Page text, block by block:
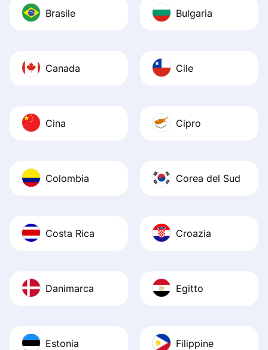
Brasile Bulgaria
Canada Cile
Cina Cipro
Colombia Corea del Sud
Costa Rica Croazia
Danimarca Egitto
Estonia Filippine